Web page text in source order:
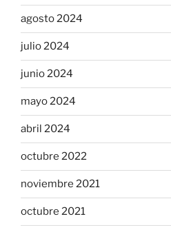
agosto 2024
julio 2024
junio 2024
mayo 2024
abril 2024
octubre 2022
noviembre 2021
octubre 2021